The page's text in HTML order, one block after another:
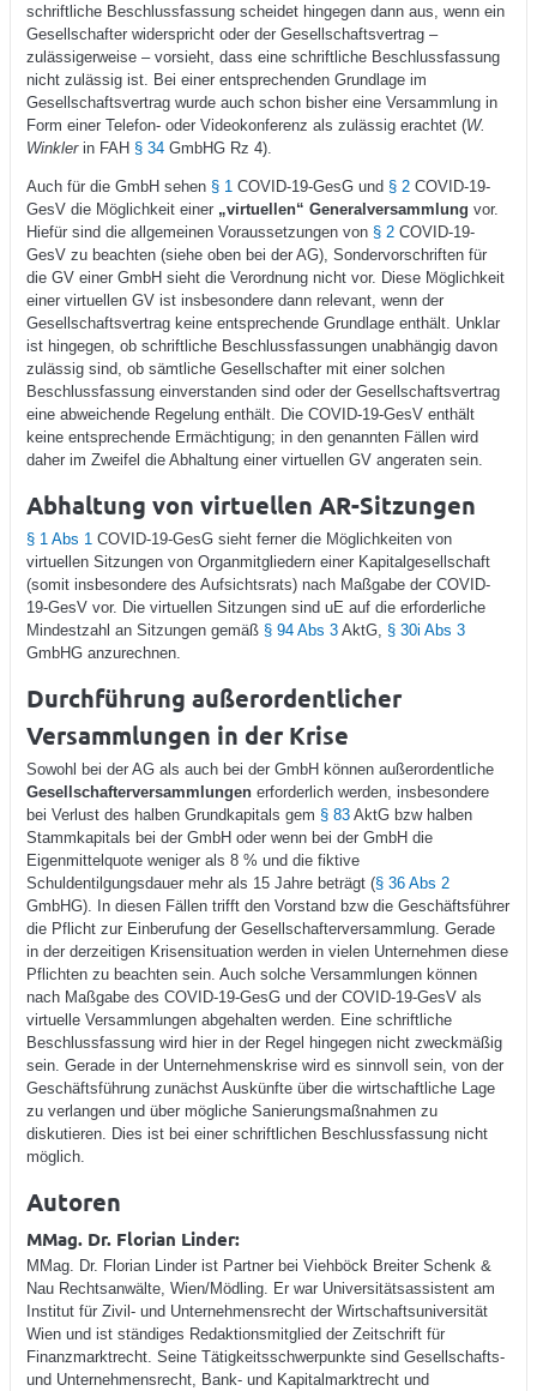
schriftliche Beschlussfassung scheidet hingegen dann aus, wenn ein
Gesellschafter widerspricht oder der Gesellschaftsvertrag –
zulässigerweise – vorsieht, dass eine schriftliche Beschlussfassung
nicht zulässig ist. Bei einer entsprechenden Grundlage im
Gesellschaftsvertrag wurde auch schon bisher eine Versammlung in
Form einer Telefon- oder Videokonferenz als zulässig erachtet (W.
Winklerin FAH § 34GmbHG Rz 4).
Auch für die GmbH sehen § 1 COVID-19-GesG und § 2COVID-19-
GesV die Möglichkeit einer „virtuellen“ Generalversammlung vor.
Hiefür sind die allgemeinen Voraussetzungen von § 2COVID-19-
GesV zu beachten (siehe oben bei der AG), Sondervorschriften für
die GV einer GmbH sieht die Verordnung nicht vor. Diese Möglichkeit
einer virtuellen GV ist insbesondere dann relevant, wenn der
Gesellschaftsvertrag keine entsprechende Grundlage enthält. Unklar
ist hingegen, ob schriftliche Beschlussfassungen unabhängig davon
zulässig sind, ob sämtliche Gesellschafter mit einer solchen
Beschlussfassung einverstanden sind oder der Gesellschaftsvertrag
eine abweichende Regelung enthält. Die COVID-19-GesV enthält
keine entsprechende Ermächtigung; in den genannten Fällen wird
daher im Zweifel die Abhaltung einer virtuellen GV angeraten sein.
Abhaltung von virtuellen AR-Sitzungen
§ 1 Abs 1 COVID-19-GesG sieht ferner die Möglichkeiten von
virtuellen Sitzungen von Organmitgliedern einer Kapitalgesellschaft
(somit insbesondere des Aufsichtsrats) nach Maßgabe der COVID-
19-GesV vor. Die virtuellen Sitzungen sind uE auf die erforderliche
Mindestzahl an Sitzungen gemäß § 94 Abs 3AktG, § 30i Abs 3
GmbHG anzurechnen.
Durchführung außerordentlicher
Versammlungen in der Krise
Sowohl bei der AG als auch bei der GmbH können außerordentliche
Gesellschafterversammlungenerforderlich werden, insbesondere
bei Verlust des halben Grundkapitals gem § 83AktG bzw halben
Stammkapitals bei der GmbH oder wenn bei der GmbH die
Eigenmittelquote weniger als 8 % und die fiktive
Schuldentilgungsdauer mehr als 15 Jahre beträgt (§ 36 Abs 2
GmbHG). In diesen Fällen trifft den Vorstand bzw die Geschäftsführer
die Pflicht zur Einberufung der Gesellschafterversammlung. Gerade
in der derzeitigen Krisensituation werden in vielen Unternehmen diese
Pflichten zu beachten sein. Auch solche Versammlungen können
nach Maßgabe des COVID-19-GesG und der COVID-19-GesV als
virtuelle Versammlungen abgehalten werden. Eine schriftliche
Beschlussfassung wird hier in der Regel hingegen nicht zweckmäßig
sein. Gerade in der Unternehmenskrise wird es sinnvoll sein, von der
Geschäftsführung zunächst Auskünfte über die wirtschaftliche Lage
zu verlangen und über mögliche Sanierungsmaßnahmen zu
diskutieren. Dies ist bei einer schriftlichen Beschlussfassung nicht
möglich.
Autoren
MMag. Dr. Florian Linder:
MMag. Dr. Florian Linder ist Partner bei Viehböck Breiter Schenk &
Nau Rechtsanwälte, Wien/Mödling. Er war Universitätsassistent am
Institut für Zivil- und Unternehmensrecht der Wirtschaftsuniversität
Wien und ist ständiges Redaktionsmitglied der Zeitschrift für
Finanzmarktrecht. Seine Tätigkeitsschwerpunkte sind Gesellschafts-
und Unternehmensrecht, Bank- und Kapitalmarktrecht und